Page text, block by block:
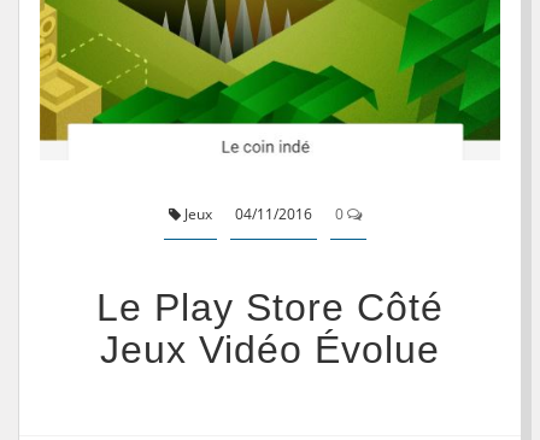
Jeux 04/11/2016 0
Le Play Store Côté
Jeux Vidéo Évolue